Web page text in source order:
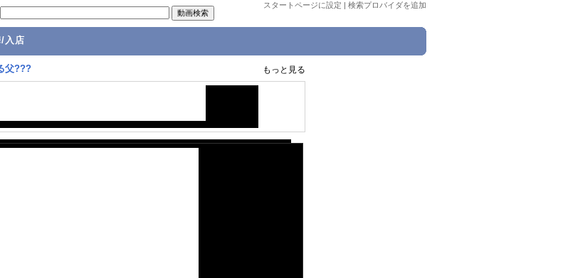
スタートページに設定 | 検索プロバイダを追加
入店
父??? もっと見る